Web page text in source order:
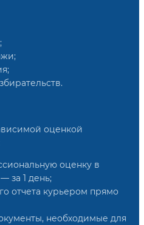
оценкой
оценку в
за 1 день;
отчета курьером прямо
необходимые для